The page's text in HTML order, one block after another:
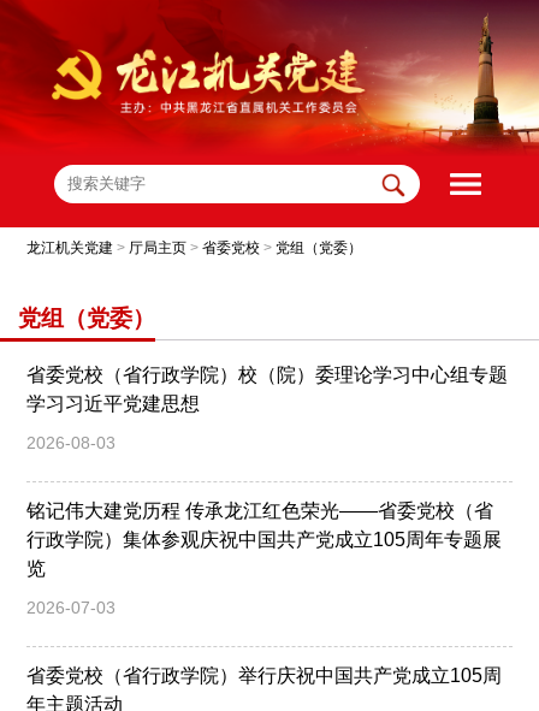
龙江机关党建 > 厅局主页 >省委党校>党组（党委）
党组（党委）
省委党校（省行政学院）校（院）委理论学习中心组专题
学习习近平党建思想
2026-08-03
铭记伟大建党历程 传承龙江红色荣光——省委党校（省
行政学院）集体参观庆祝中国共产党成立105周年专题展
览
2026-07-03
省委党校（省行政学院）举行庆祝中国共产党成立105周
年主题活动